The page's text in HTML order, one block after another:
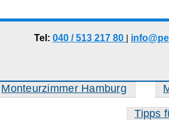
Tel: 040 / 513 217 80 |
Monteurzimmer Hamburg
Tipps